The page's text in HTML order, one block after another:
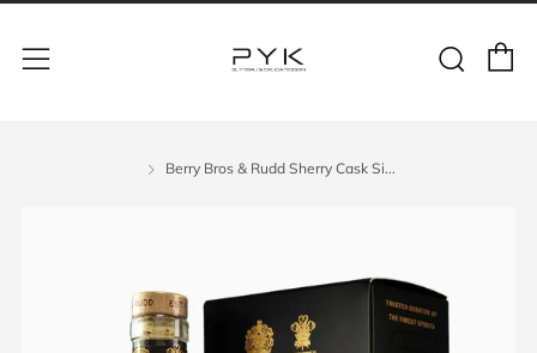
Berry Bros & Rudd Sherry Cask Si...